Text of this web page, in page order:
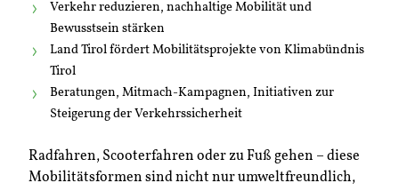
Verkehr reduzieren, nachhaltige Mobilität und
Bewusstsein stärken
Land Tirol fördert Mobilitätsprojekte von Klimabündnis
Tirol
Beratungen, Mitmach-Kampagnen, Initiativen zur
Steigerung der Verkehrssicherheit
Radfahren, Scooterfahren oder zu Fuß gehen – diese
Mobilitätsformen sind nicht nur umweltfreundlich,